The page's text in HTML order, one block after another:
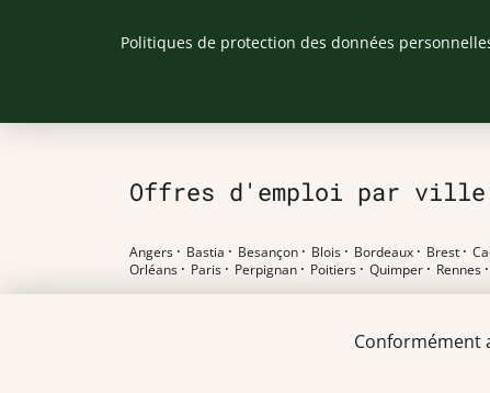
Politiques de protection des données
Offres d'emploi par ville
Angers · Bastia · Besançon · Blois · Bordeaux · Brest ·
Orléans · Paris · Perpignan · Poitiers · Quimper · Rennes ·
Offres d'emploi par poste
Conformément